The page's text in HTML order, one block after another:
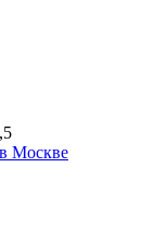
Москве